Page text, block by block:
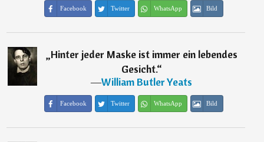
Facebook Twitter WhatsApp Bild
„Hinter jeder Maske ist immer ein lebendes
Gesicht.“
―William Butler Yeats
Facebook Twitter WhatsApp Bild